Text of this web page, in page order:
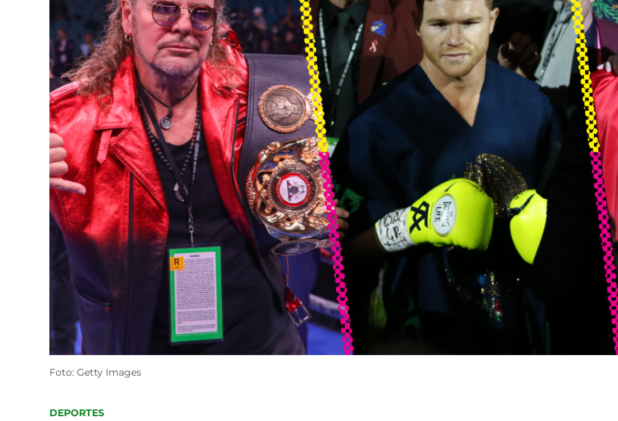
Foto: Getty Images
POSTED
DEPORTES